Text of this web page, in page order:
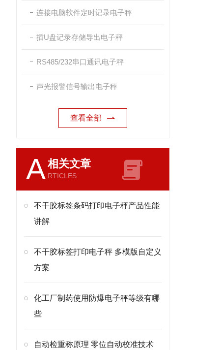
连接电脑软件定时记录电子秤
插U盘记录存储导出电子秤
RS485/232串口通讯电子秤
声光报警信号输出电子秤
查看全部
A相关文章
RTICLES
不干胶标签条码打印电子秤产品性能
讲解
不干胶标签打印电子秤 多模版自定义
方案
化工厂制药使用防爆电子秤等级有哪
些
自动检重称原理 零位自动校准技术